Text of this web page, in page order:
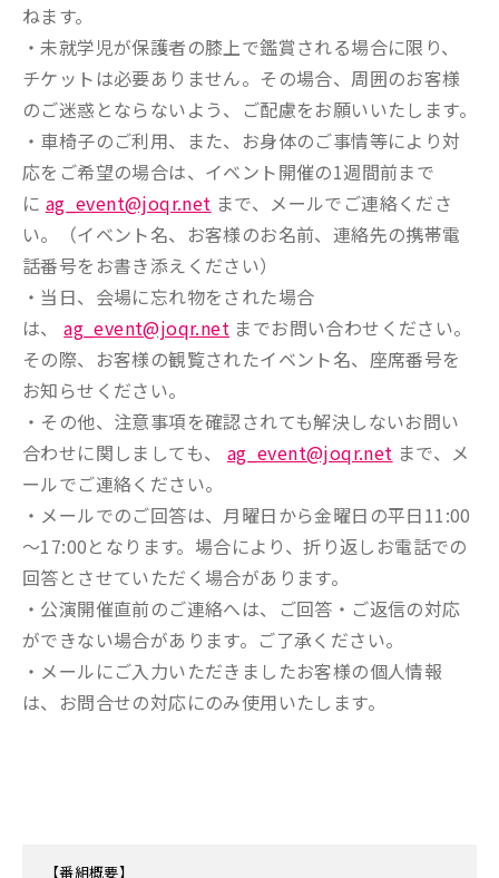
ねます。
・未就学児が保護者の膝上で鑑賞される場合に限り、
チケットは必要ありません。その場合、周囲のお客様
のご迷惑とならないよう、ご配慮をお願いいたします。
・車椅子のご利用、また、お身体のご事情等により対
応をご希望の場合は、イベント開催の1週間前まで
に ag_event@joqr.net まで、メールでご連絡くださ
い。（イベント名、お客様のお名前、連絡先の携帯電
話番号をお書き添えください）
・当日、会場に忘れ物をされた場合
は、ag_event@joqr.net までお問い合わせください。
その際、お客様の観覧されたイベント名、座席番号を
お知らせください。
・その他、注意事項を確認されても解決しないお問い
合わせに関しましても、 ag_event@joqr.net まで、メ
ールでご連絡ください。
・メールでのご回答は、月曜日から金曜日の平日11:00
～17:00となります。場合により、折り返しお電話での
回答とさせていただく場合があります。
・公演開催直前のご連絡へは、ご回答・ご返信の対応
ができない場合があります。ご了承ください。
・メールにご入力いただきましたお客様の個人情報
は、お問合せの対応にのみ使用いたします。
【番組概要】